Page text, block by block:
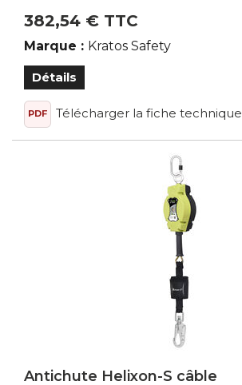
382,54 € TTC
Marque : Kratos Safety
Détails
PDF Télécharger la fiche technique
Antichute Helixon-S câble